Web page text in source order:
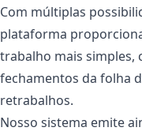
Com múltiplas
plataforma
trabalho mais simples,
fechamentos da folha
retrabalhos.
Nosso sistema emite